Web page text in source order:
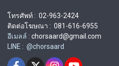
โทรศัพท์ : 02-963-2424
ติดต่อโฆษณา : 081-616-6955
อีเมลล์ : chorsaard@gmail.com
LINE : @chorsaard